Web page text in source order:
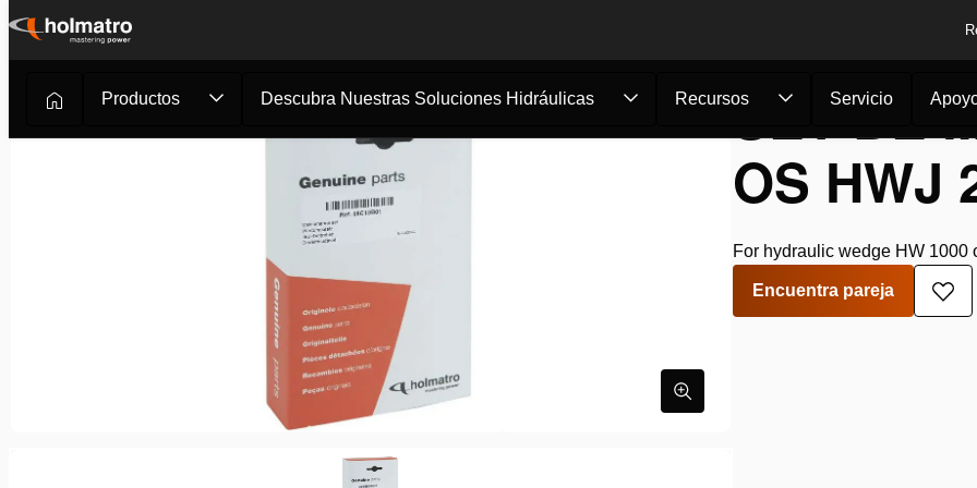
Ir
contenidoProductos Descubra Nuestras Soluciones Hidráulicas Recursos Servicio
SET DE
OS HWJ
For hydraulic wedge HW 1000
Encuentra pareja
a